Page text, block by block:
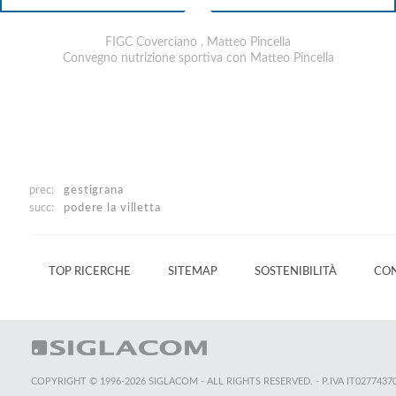
FIGC Coverciano . Matteo Pincella
Convegno nutrizione sportiva con Matteo Pincella
prec:
gestigrana
succ:
podere la villetta
TOP RICERCHE SITEMAP SOSTENIBILITÀ
COPYRIGHT © 1996-2026 SIGLACOM - ALL RIGHTS RESERVED. - P.IVA